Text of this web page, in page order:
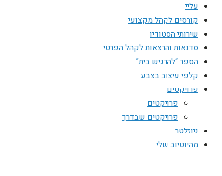
עליי
קורסים לקהל מקצועי
שירותי הסטודיו
סדנאות והרצאות לקהל הפרטי
הספר “להרגיש בית”
קלפי עיצוב בצבע
פרויקטים
פרויקטים
פרויקטים שבדרך
ניוזלטר
מהיוטיוב שלי